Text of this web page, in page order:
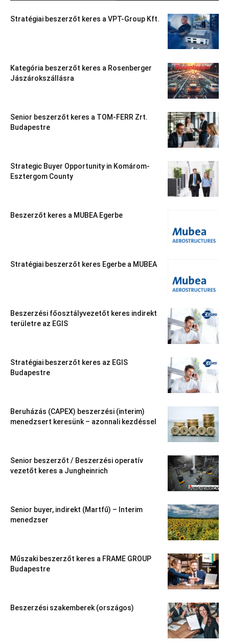
Stratégiai beszerzőt keres a VPT-Group Kft.
Kategória beszerzőt keres a Rosenberger
Jászárokszállásra
Senior beszerzőt keres a TOM-FERR Zrt.
Budapestre
Strategic Buyer Opportunity in Komárom-
Esztergom County
Beszerzőt keres a MUBEA Egerbe
Stratégiai beszerzőt keres Egerbe a MUBEA
Beszerzési főosztályvezetőt keres indirekt
területre az EGIS
Stratégiai beszerzőt keres az EGIS
Budapestre
Beruházás (CAPEX) beszerzési (interim)
menedzsert keresünk – azonnali kezdéssel
Senior beszerzőt / Beszerzési operatív
vezetőt keres a Jungheinrich
Senior buyer, indirekt (Martfű) – Interim
menedzser
Műszaki beszerzőt keres a FRAME GROUP
Budapestre
Beszerzési szakemberek (országos)